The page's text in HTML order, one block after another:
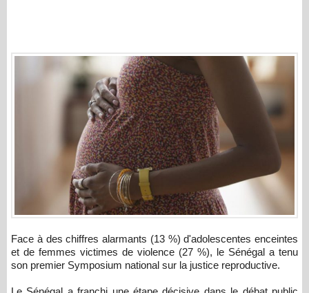
Face à des chiffres alarmants (13 %) d'adolescentes enceintes
et de femmes victimes de violence (27 %), le Sénégal a tenu
son premier Symposium national sur la justice reproductive.